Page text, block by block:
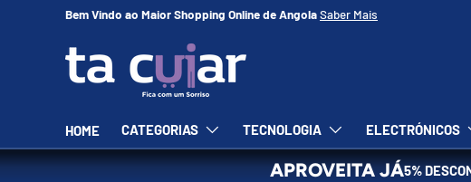
Bem Vindo ao Maior Shopping Online de AngolaSaber Mais
HOME CATEGORIAS TECNOLOGIA ELECTRÓNICOS
APROVEITA JÁ5%